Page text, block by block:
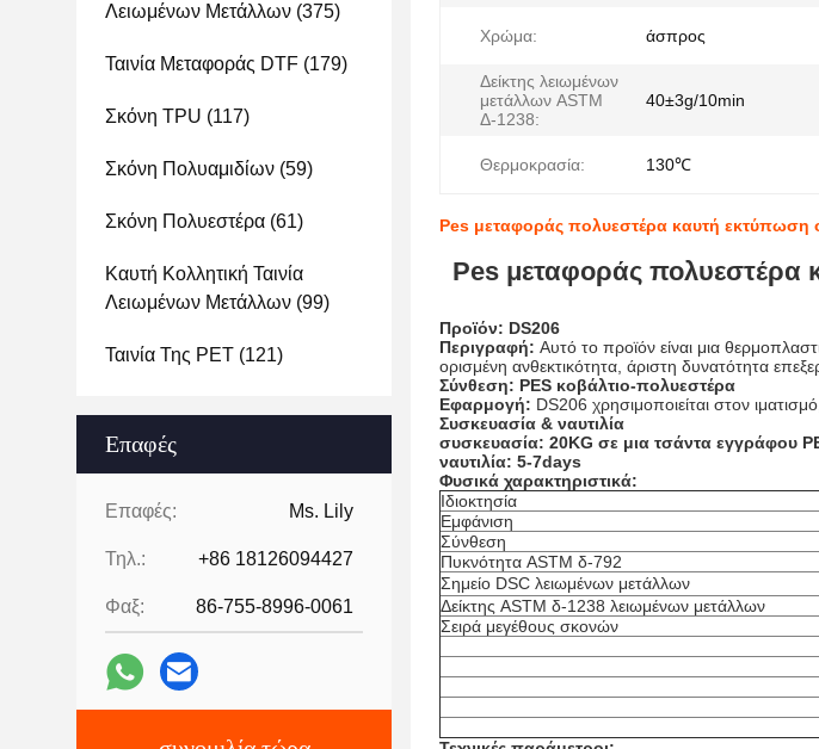
Λειωμένων Μετάλλων (375)
Ταινία Μεταφοράς DTF (179)
Σκόνη TPU (117)
Σκόνη Πολυαμιδίων (59)
Σκόνη Πολυεστέρα (61)
Καυτή Κολλητική Ταινία
Λειωμένων Μετάλλων (99)
Ταινία Της PET (121)
Επαφές
Επαφές: Ms. Lily
Τηλ.: +86 18126094427
Φαξ: 86-755-8996-0061
Χρώμα: άσπρος
Δείκτης λειωμένων
μετάλλων ASTM
Δ-1238:
40±3g/10min
Θερμοκρασία: 130℃
Pes μεταφοράς πολυεστέρα καυτή
Pes μεταφοράς πολυεστέρα
Προϊόν: DS206
Περιγραφή: Αυτό το προϊόν είναι μια
ορισμένη ανθεκτικότητα, άριστη δυνατότητα
Σύνθεση: PES κοβάλτιο-πολυεστέρα
Εφαρμογή: DS206 χρησιμοποιείται στον
Συσκευασία & ναυτιλία
συσκευασία: 20KG σε μια τσάντα εγγράφου
ναυτιλία: 5-7days
Φυσικά χαρακτηριστικά:
Ιδιοκτησία
Εμφάνιση
Σύνθεση
Πυκνότητα ASTM δ-792
Σημείο DSC λειωμένων μετάλλων
Δείκτης ASTM δ-1238 λειωμένων μετάλλων
Σειρά μεγέθους σκονών